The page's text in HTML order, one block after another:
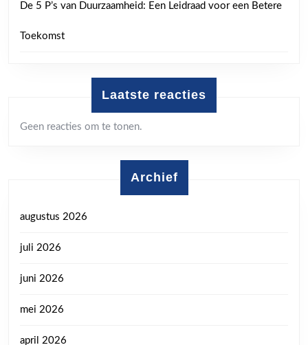
De 5 P’s van Duurzaamheid: Een Leidraad voor een Betere
Toekomst
Laatste reacties
Geen reacties om te tonen.
Archief
augustus 2026
juli 2026
juni 2026
mei 2026
april 2026